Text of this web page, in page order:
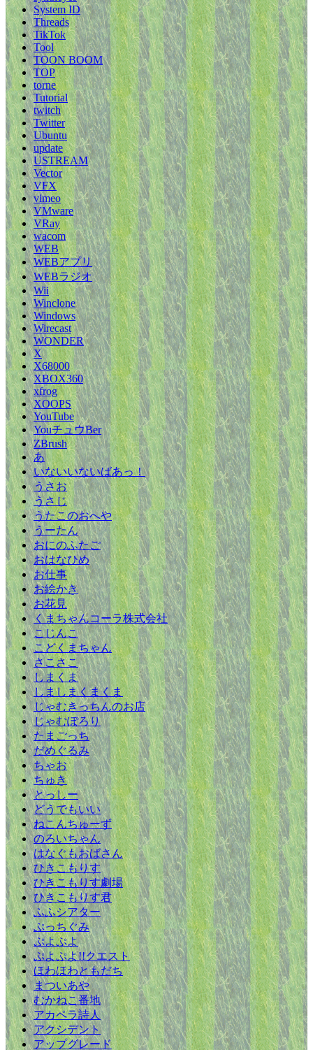
System ID
Threads
TikTok
Tool
TOON BOOM
TOP
torne
Tutorial
twitch
Twitter
Ubuntu
update
USTREAM
Vector
VFX
vimeo
VMware
VRay
wacom
WEB
WEBアプリ
WEBラジオ
Wii
Winclone
Windows
Wirecast
WONDER
X
X68000
XBOX360
xfrog
XOOPS
YouTube
YouチュウBer
ZBrush
あ
いないいないばあっ！
うさお
うさじ
うたこのおへや
うーたん
おにのふたご
おはなひめ
お仕事
お絵かき
お花見
くまちゃんコーラ株式会社
こじんこ
こどくまちゃん
さこさこ
しまくま
しましまくまくま
じゃむきっちんのお店
じゃむぽろり
たまごっち
だめぐるみ
ちゃお
ちゅき
とっしー
どうでもいい
ねこんちゅーず
のろいちゃん
はなぐもおばさん
ひきこもりす
ひきこもりす劇場
ひきこもりす君
ふふシアター
ぷっちぐみ
ぷよぷよ
ぷよぷよ!!クエスト
ほわほわともだち
まついあや
むかねこ番地
アカペラ詩人
アクシデント
アップグレード